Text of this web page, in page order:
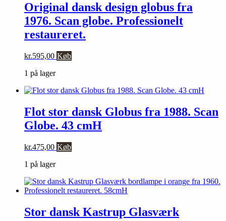
Original dansk design globus fra
1976. Scan globe. Professionelt
restaureret.
kr.595,00 Køb
1 på lager
Flot stor dansk Globus fra 1988. Scan
Globe. 43 cmH
kr.475,00 Køb
1 på lager
Stor dansk Kastrup Glasværk